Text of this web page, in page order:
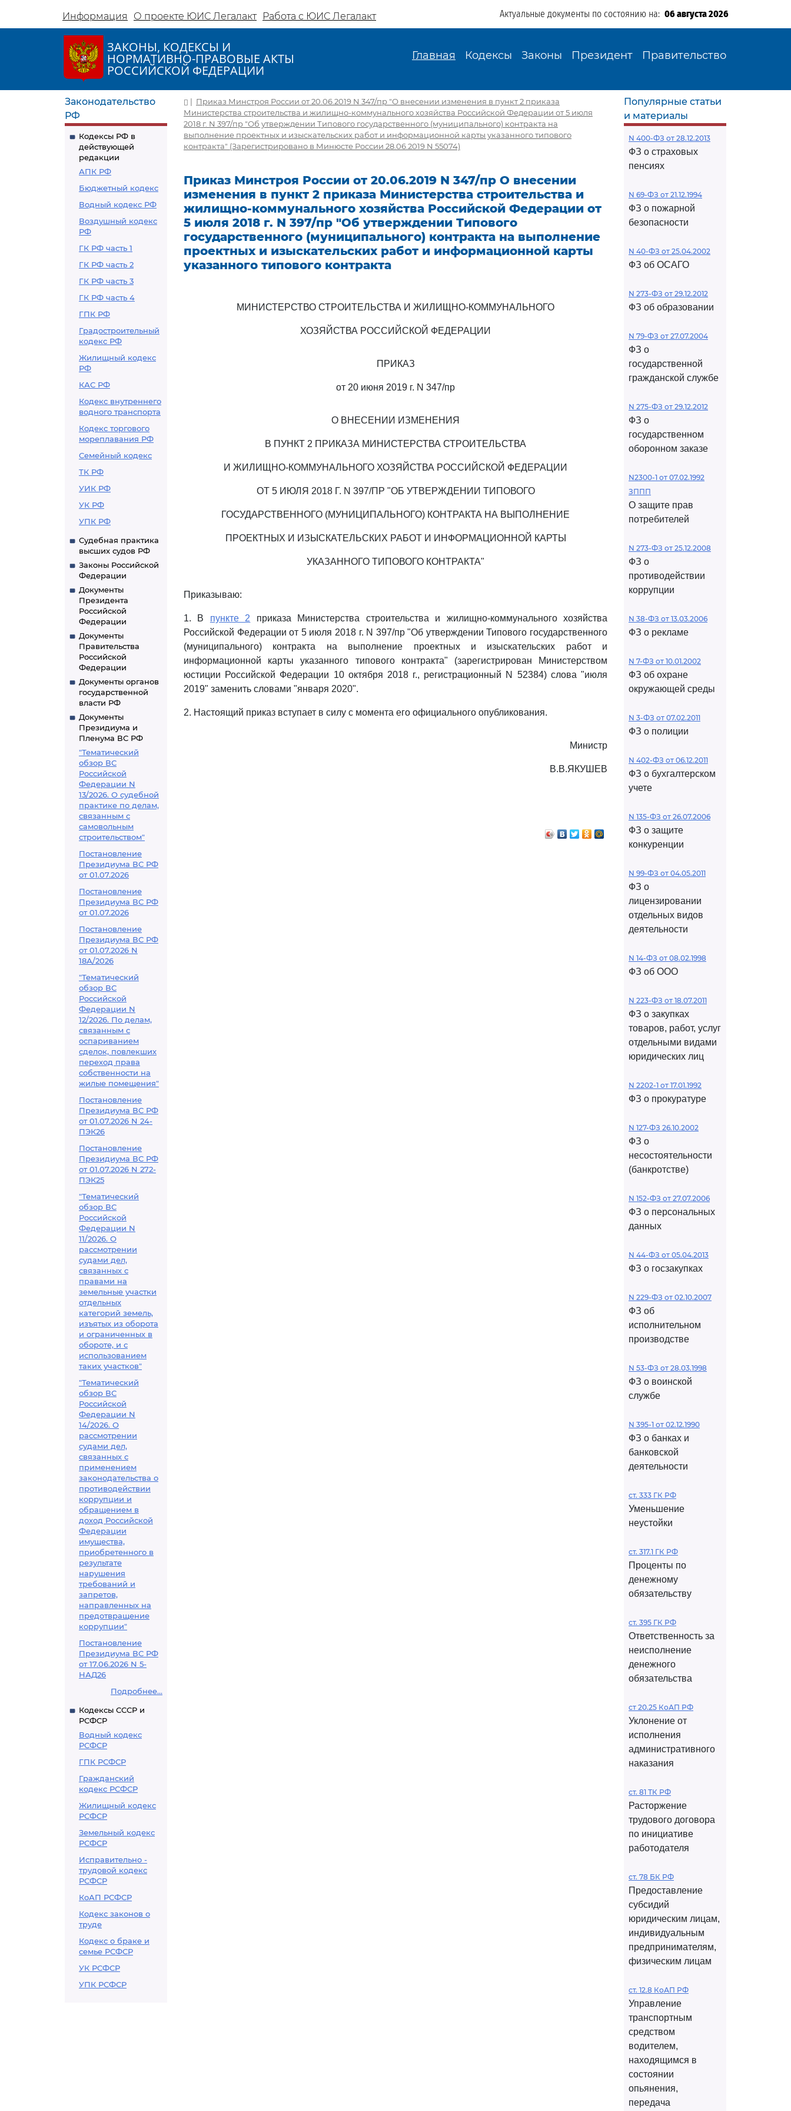
Информация О проекте ЮИС Легалакт Работа с ЮИС Легалакт Актуальные документы по состоянию на: 06 августа 2026
ЗАКОНЫ, КОДЕКСЫ И
НОРМАТИВНО-ПРАВОВЫЕ АКТЫ
РОССИЙСКОЙ ФЕДЕРАЦИИ
Главная Кодексы Законы Президент Правительство
Законодательство
РФ
Кодексы РФ в
действующей
редакции
АПК РФ
Бюджетный кодекс
Водный кодекс РФ
Воздушный кодекс
РФ
ГК РФ часть 1
ГК РФ часть 2
ГК РФ часть 3
ГК РФ часть 4
ГПК РФ
Градостроительный
кодекс РФ
Жилищный кодекс
РФ
КАС РФ
Кодекс внутреннего
водного транспорта
Кодекс торгового
мореплавания РФ
Семейный кодекс
ТК РФ
УИК РФ
УК РФ
УПК РФ
Судебная практика
высших судов РФ
Законы Российской
Федерации
Документы
Президента
Российской
Федерации
Документы
Правительства
Российской
Федерации
Документы органов
государственной
власти РФ
Документы
Президиума и
Пленума ВС РФ
"Тематический
обзор ВС
Российской
Федерации N
13/2026. О судебной
практике по делам,
связанным с
самовольным
строительством"
Постановление
Президиума ВС РФ
от 01.07.2026
Постановление
Президиума ВС РФ
от 01.07.2026
Постановление
Президиума ВС РФ
от 01.07.2026 N
18А/2026
"Тематический
обзор ВС
Российской
Федерации N
12/2026. По делам,
связанным с
оспариванием
сделок, повлекших
переход права
собственности на
жилые помещения"
Постановление
Президиума ВС РФ
от 01.07.2026 N 24-
ПЭК26
Постановление
Президиума ВС РФ
от 01.07.2026 N 272-
ПЭК25
"Тематический
обзор ВС
Российской
Федерации N
11/2026. О
рассмотрении
судами дел,
связанных с
правами на
земельные участки
отдельных
категорий земель,
изъятых из оборота
и ограниченных в
обороте, и с
использованием
таких участков"
"Тематический
обзор ВС
Российской
Федерации N
14/2026. О
рассмотрении
судами дел,
связанных с
применением
законодательства о
противодействии
коррупции и
обращением в
доход Российской
Федерации
имущества,
приобретенного в
результате
нарушения
требований и
запретов,
направленных на
предотвращение
коррупции"
Постановление
Президиума ВС РФ
от 17.06.2026 N 5-
НАД26
Подробнее...
Кодексы СССР и
РСФСР
Водный кодекс
РСФСР
ГПК РСФСР
Гражданский
кодекс РСФСР
Жилищный кодекс
РСФСР
Земельный кодекс
РСФСР
Исправительно -
трудовой кодекс
РСФСР
КоАП РСФСР
Кодекс законов о
труде
Кодекс о браке и
семье РСФСР
УК РСФСР
УПК РСФСР
| Приказ Минстроя России от 20.06.2019 N 347/пр "О внесении изменения в пункт 2 приказа
Министерства строительства и жилищно-коммунального хозяйства Российской Федерации от 5 июля
2018 г. N 397/пр "Об утверждении Типового государственного (муниципального) контракта на
выполнение проектных и изыскательских работ и информационной карты указанного типового
контракта" (Зарегистрировано в Минюсте России 28.06.2019 N 55074)
Приказ Минстроя России от 20.06.2019 N 347/пр О внесении
изменения в пункт 2 приказа Министерства строительства и
жилищно-коммунального хозяйства Российской Федерации от
5 июля 2018 г. N 397/пр "Об утверждении Типового
государственного (муниципального) контракта на выполнение
проектных и изыскательских работ и информационной карты
указанного типового контракта
МИНИСТЕРСТВО СТРОИТЕЛЬСТВА И ЖИЛИЩНО-КОММУНАЛЬНОГО
ХОЗЯЙСТВА РОССИЙСКОЙ ФЕДЕРАЦИИ
ПРИКАЗ
от 20 июня 2019 г. N 347/пр
О ВНЕСЕНИИ ИЗМЕНЕНИЯ
В ПУНКТ 2 ПРИКАЗА МИНИСТЕРСТВА СТРОИТЕЛЬСТВА
И ЖИЛИЩНО-КОММУНАЛЬНОГО ХОЗЯЙСТВА РОССИЙСКОЙ ФЕДЕРАЦИИ
ОТ 5 ИЮЛЯ 2018 Г. N 397/ПР "ОБ УТВЕРЖДЕНИИ ТИПОВОГО
ГОСУДАРСТВЕННОГО (МУНИЦИПАЛЬНОГО) КОНТРАКТА НА ВЫПОЛНЕНИЕ
ПРОЕКТНЫХ И ИЗЫСКАТЕЛЬСКИХ РАБОТ И ИНФОРМАЦИОННОЙ КАРТЫ
УКАЗАННОГО ТИПОВОГО КОНТРАКТА"
Приказываю:
1. В пункте 2 приказа Министерства строительства и жилищно-коммунального хозяйства
Российской Федерации от 5 июля 2018 г. N 397/пр "Об утверждении Типового государственного
(муниципального) контракта на выполнение проектных и изыскательских работ и
информационной карты указанного типового контракта" (зарегистрирован Министерством
юстиции Российской Федерации 10 октября 2018 г., регистрационный N 52384) слова "июля
2019" заменить словами "января 2020".
2. Настоящий приказ вступает в силу с момента его официального опубликования.
Министр
В.В.ЯКУШЕВ
Популярные статьи
и материалы
N 400-ФЗ от 28.12.2013
ФЗ о страховых
пенсиях
N 69-ФЗ от 21.12.1994
ФЗ о пожарной
безопасности
N 40-ФЗ от 25.04.2002
ФЗ об ОСАГО
N 273-ФЗ от 29.12.2012
ФЗ об образовании
N 79-ФЗ от 27.07.2004
ФЗ о
государственной
гражданской службе
N 275-ФЗ от 29.12.2012
ФЗ о
государственном
оборонном заказе
N2300-1 от 07.02.1992
ЗППП
О защите прав
потребителей
N 273-ФЗ от 25.12.2008
ФЗ о
противодействии
коррупции
N 38-ФЗ от 13.03.2006
ФЗ о рекламе
N 7-ФЗ от 10.01.2002
ФЗ об охране
окружающей среды
N 3-ФЗ от 07.02.2011
ФЗ о полиции
N 402-ФЗ от 06.12.2011
ФЗ о бухгалтерском
учете
N 135-ФЗ от 26.07.2006
ФЗ о защите
конкуренции
N 99-ФЗ от 04.05.2011
ФЗ о
лицензировании
отдельных видов
деятельности
N 14-ФЗ от 08.02.1998
ФЗ об ООО
N 223-ФЗ от 18.07.2011
ФЗ о закупках
товаров, работ, услуг
отдельными видами
юридических лиц
N 2202-1 от 17.01.1992
ФЗ о прокуратуре
N 127-ФЗ 26.10.2002
ФЗ о
несостоятельности
(банкротстве)
N 152-ФЗ от 27.07.2006
ФЗ о персональных
данных
N 44-ФЗ от 05.04.2013
ФЗ о госзакупках
N 229-ФЗ от 02.10.2007
ФЗ об
исполнительном
производстве
N 53-ФЗ от 28.03.1998
ФЗ о воинской
службе
N 395-1 от 02.12.1990
ФЗ о банках и
банковской
деятельности
ст. 333 ГК РФ
Уменьшение
неустойки
ст. 317.1 ГК РФ
Проценты по
денежному
обязательству
ст. 395 ГК РФ
Ответственность за
неисполнение
денежного
обязательства
ст 20.25 КоАП РФ
Уклонение от
исполнения
административного
наказания
ст. 81 ТК РФ
Расторжение
трудового договора
по инициативе
работодателя
ст. 78 БК РФ
Предоставление
субсидий
юридическим лицам,
индивидуальным
предпринимателям,
физическим лицам
ст. 12.8 КоАП РФ
Управление
транспортным
средством
водителем,
находящимся в
состоянии
опьянения,
передача